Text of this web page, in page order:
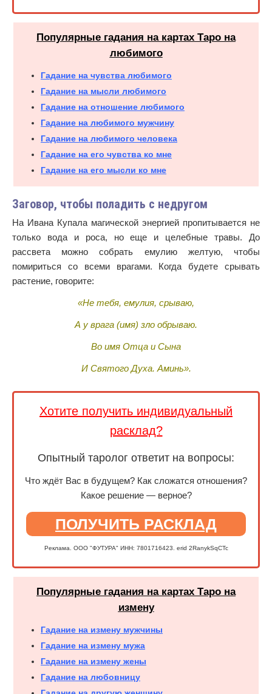
Популярные гадания на картах Таро на
любимого
Гадание на чувства любимого
Гадание на мысли любимого
Гадание на отношение любимого
Гадание на любимого мужчину
Гадание на любимого человека
Гадание на его чувства ко мне
Гадание на его мысли ко мне
Заговор, чтобы поладить с недругом
На Ивана Купала магической энергией пропитывается не
только вода и роса, но еще и целебные травы. До
рассвета можно собрать емулию желтую, чтобы
помириться со всеми врагами. Когда будете срывать
растение, говорите:
«Не тебя, емулия, срываю,
А у врага (имя) зло обрываю.
Во имя Отца и Сына
И Святого Духа. Аминь».
Хотите получить индивидуальный
расклад?
Опытный таролог ответит на вопросы:
Что ждёт Вас в будущем? Как сложатся отношения?
Какое решение — верное?
ПОЛУЧИТЬ РАСКЛАД
Реклама. ООО "ФУТУРА" ИНН: 7801716423. erid 2RanykSqCTc
Популярные гадания на картах Таро на
измену
Гадание на измену мужчины
Гадание на измену мужа
Гадание на измену жены
Гадание на любовницу